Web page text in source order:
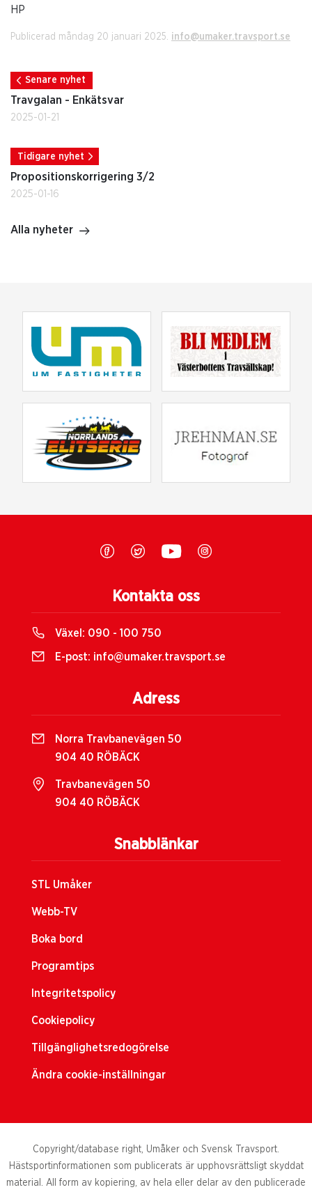
HP
Publicerad måndag 20 januari 2025. info@umaker.travsport.se
Senare nyhet
Travgalan - Enkätsvar
2025-01-21
Tidigare nyhet
Propositionskorrigering 3/2
2025-01-16
Alla nyheter
Snabblänkar
STL Umåker
Webb-TV
Boka bord
Programtips
Integritetspolicy
Cookiepolicy
Tillgänglighetsredogörelse
Ändra cookie-inställningar
Kontakta oss
Växel: 090 - 100 750
E-post: info@umaker.travsport.se
Adress
Norra Travbanevägen 50
904 40 RÖBÄCK
Travbanevägen 50
904 40 RÖBÄCK
Copyright/database right, Umåker och Svensk Travsport.
Hästsportinformationen som publicerats är upphovsrättsligt skyddat
material. All form av kopiering, av hela eller delar av den publicerade